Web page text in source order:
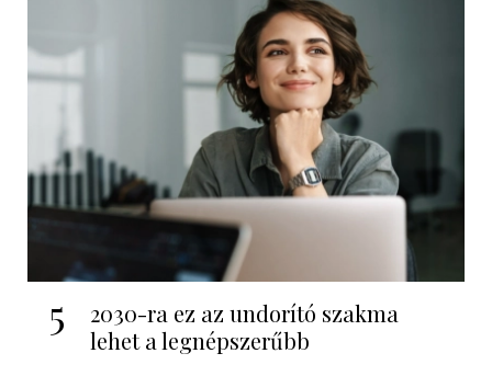
5
2030-ra ez az undorító szakma
lehet a legnépszerűbb